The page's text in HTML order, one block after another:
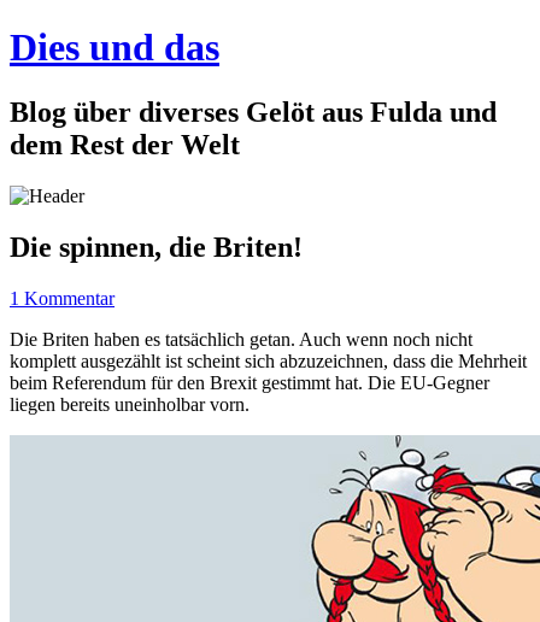
Dies und das
Blog über diverses Gelöt aus Fulda und
dem Rest der Welt
Die spinnen, die Briten!
1 Kommentar
Die Briten haben es tatsächlich getan. Auch wenn noch nicht
komplett ausgezählt ist scheint sich abzuzeichnen, dass die Mehrheit
beim Referendum für den Brexit gestimmt hat. Die EU-Gegner
liegen bereits uneinholbar vorn.